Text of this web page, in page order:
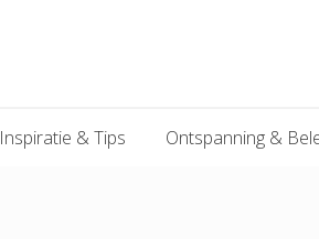
Inspiratie & Tips Ontspanning &